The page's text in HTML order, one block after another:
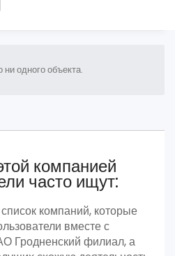
ни одного объекта.
компанией
часто ищут:
компаний, которые
вместе с
Гродненский филиал, а